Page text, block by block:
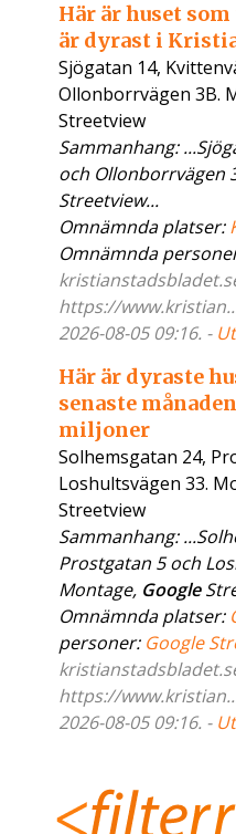
Här är huset
är dyrast i
Sjögatan 14,
Ollonborrvägen 3B.
Streetview
Sammanhang:
och Ollonborrvägen
Streetview...
Omnämnda platser:
Omnämnda
https://
2026-08-05 09:16. -
Här är dyraste
senaste
miljoner
Solhemsgatan 24,
Loshultsvägen 33.
Streetview
Sammanhang:
Prostgatan 5 och
Montage, Google
Omnämnda platser:
personer: Google
https://
2026-08-05 09:16. -